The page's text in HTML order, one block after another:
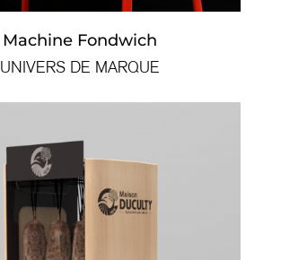
Machine Fondwich
UNIVERS DE MARQUE